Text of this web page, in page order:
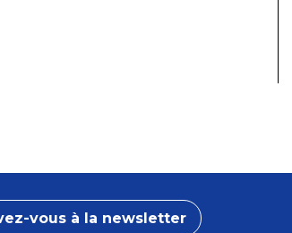
vous à la newsletter